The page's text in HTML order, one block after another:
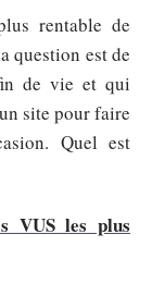
rentable de
question est de
de vie et qui
site pour faire
Quel est
VUS les plus